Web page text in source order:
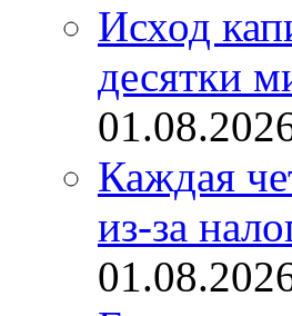
Исход
десятки
Каждая
из-за